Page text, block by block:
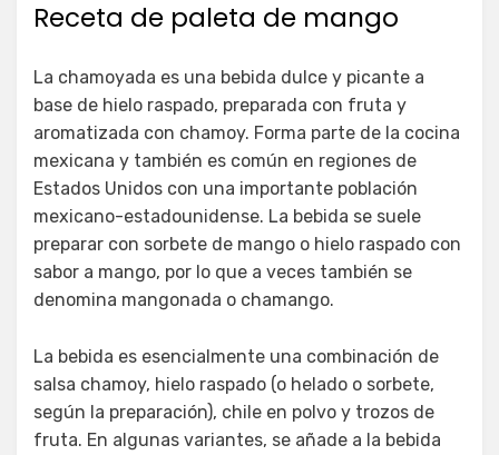
Receta de paleta de mango
La chamoyada es una bebida dulce y picante a
base de hielo raspado, preparada con fruta y
aromatizada con chamoy. Forma parte de la cocina
mexicana y también es común en regiones de
Estados Unidos con una importante población
mexicano-estadounidense. La bebida se suele
preparar con sorbete de mango o hielo raspado con
sabor a mango, por lo que a veces también se
denomina mangonada o chamango.
La bebida es esencialmente una combinación de
salsa chamoy, hielo raspado (o helado o sorbete,
según la preparación), chile en polvo y trozos de
fruta. En algunas variantes, se añade a la bebida